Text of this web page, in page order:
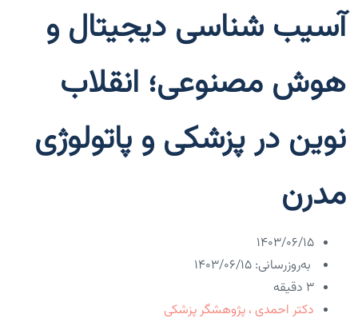
آسیب شناسی دیجیتال و
هوش مصنوعی؛ انقلاب
نوین در پزشکی و پاتولوژی
مدرن
۱۴۰۳/۰۶/۱۵
به‌روزرسانی: ۱۴۰۳/۰۶/۱۵
3 دقیقه
دکتر احمدی ، پژوهشگر پزشکی